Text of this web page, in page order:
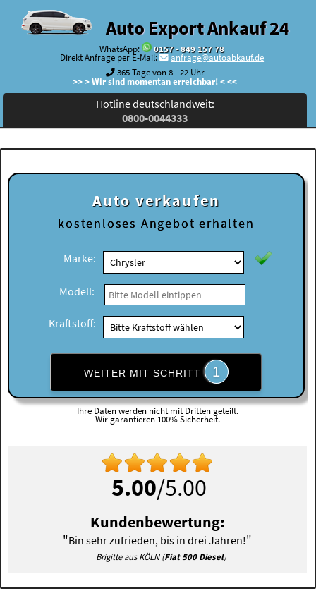
Auto Export Ankauf 24
WhatsApp:
0157 - 849 157 78
Direkt Anfrage per E-Mail:
anfrage@autoabkauf.de
365 Tage von 8 - 22 Uhr
>> > Wir sind momentan erreichbar! < <<
Hotline deutschlandweit:
0800-0044333
Auto verkaufen
kostenloses Angebot erhalten
Marke:
Modell:
Kraftstoff:
WEITER MIT SCHRITT 1
Ihre Daten werden nicht mit Dritten geteilt.
Wir garantieren 100% Sicherheit.
5.00/5.00
Kundenbewertung:
"Bin sehr zufrieden, bis in drei Jahren!"
Brigitte aus KÖLN (Fiat 500 Diesel)